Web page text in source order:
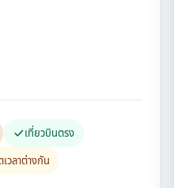
เที่ยวบินตรง
เวลาต่างกัน